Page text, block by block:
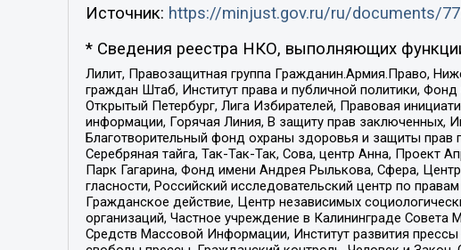
Источник: https://minjust.gov.ru/ru/documents/
* Сведения реестра НКО, выполняющих
Лилит, Правозащитная группа Гражданин.Армия.Право,
граждан Штаб, Институт права и публичной политики,
Открытый Петербург, Лига Избирателей, Правовая
информации, Горячая Линия, В защиту прав заключенных,
Благотворительный фонд охраны здоровья и защиты
Серебряная тайга, Так-Так-Так, Сова, центр Анна, Проект
Парк Гагарина, Фонд имени Андрея Рылькова, Сфера,
гласности, Российский исследовательский центр по
Гражданское действие, Центр независимых
организаций, Частное учреждение в Калининграде
Средств Массовой Информации, Институт развития